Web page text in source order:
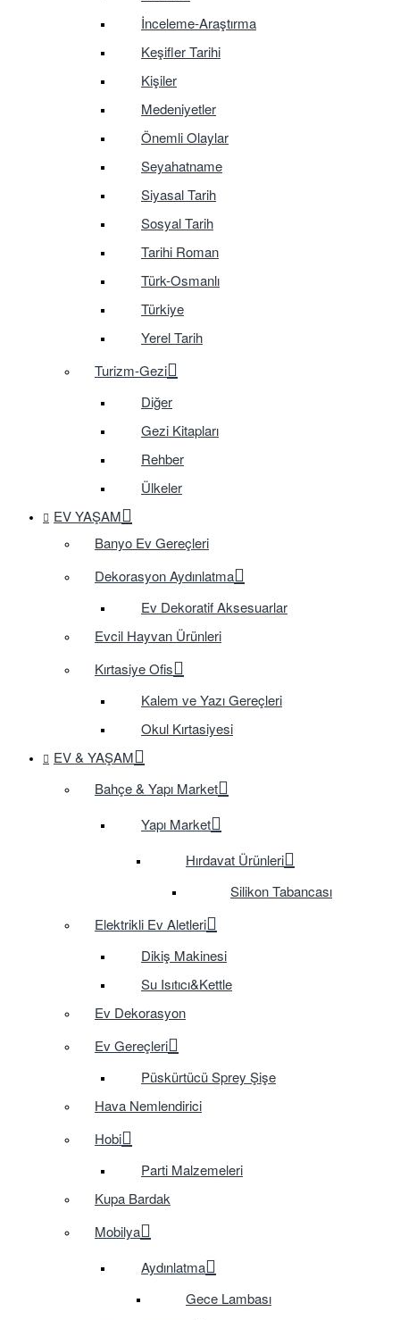
İnceleme-Araştırma
Keşifler Tarihi
Kişiler
Medeniyetler
Önemli Olaylar
Seyahatname
Siyasal Tarih
Sosyal Tarih
Tarihi Roman
Türk-Osmanlı
Türkiye
Yerel Tarih
Turizm-Gezi
Diğer
Gezi Kitapları
Rehber
Ülkeler
EV YAŞAM
Banyo Ev Gereçleri
Dekorasyon Aydınlatma
Ev Dekoratif Aksesuarlar
Evcil Hayvan Ürünleri
Kırtasiye Ofis
Kalem ve Yazı Gereçleri
Okul Kırtasiyesi
EV & YAŞAM
Bahçe & Yapı Market
Yapı Market
Hırdavat Ürünleri
Silikon Tabancası
Elektrikli Ev Aletleri
Dikiş Makinesi
Su Isıtıcı&Kettle
Ev Dekorasyon
Ev Gereçleri
Püskürtücü Sprey Şişe
Hava Nemlendirici
Hobi
Parti Malzemeleri
Kupa Bardak
Mobilya
Aydınlatma
Gece Lambası